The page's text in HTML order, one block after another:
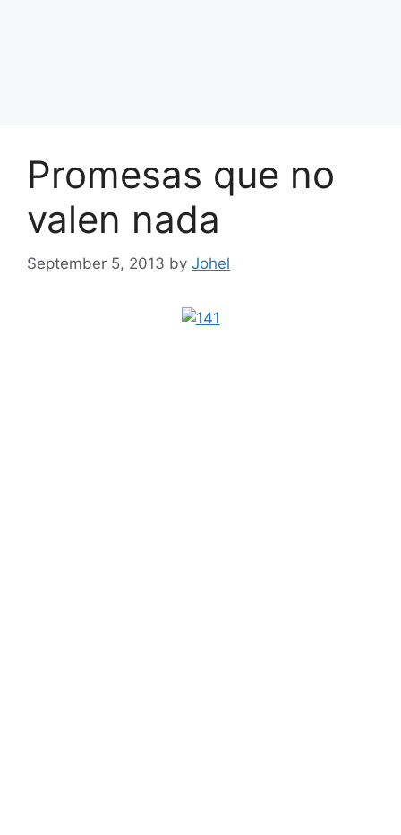
Promesas que no
valen nada
September 5, 2013 by Johel